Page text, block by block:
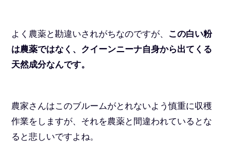
よく農薬と勘違いされがちなのですが、 この白い粉
は農薬ではなく、クイーンニーナ自身から出てくる
天然成分なんです。
農家さんはこのブルームがとれないよう慎重に収穫
作業をしますが、それを農薬と間違われているとな
ると悲しいですよね。